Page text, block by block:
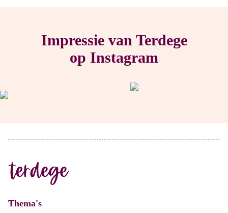
Impressie van Terdege
op Instagram
Thema's